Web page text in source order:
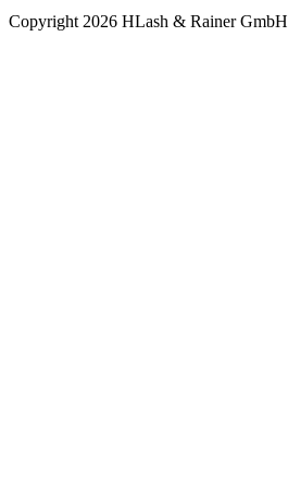
Copyright 2026 HLash & Rainer GmbH